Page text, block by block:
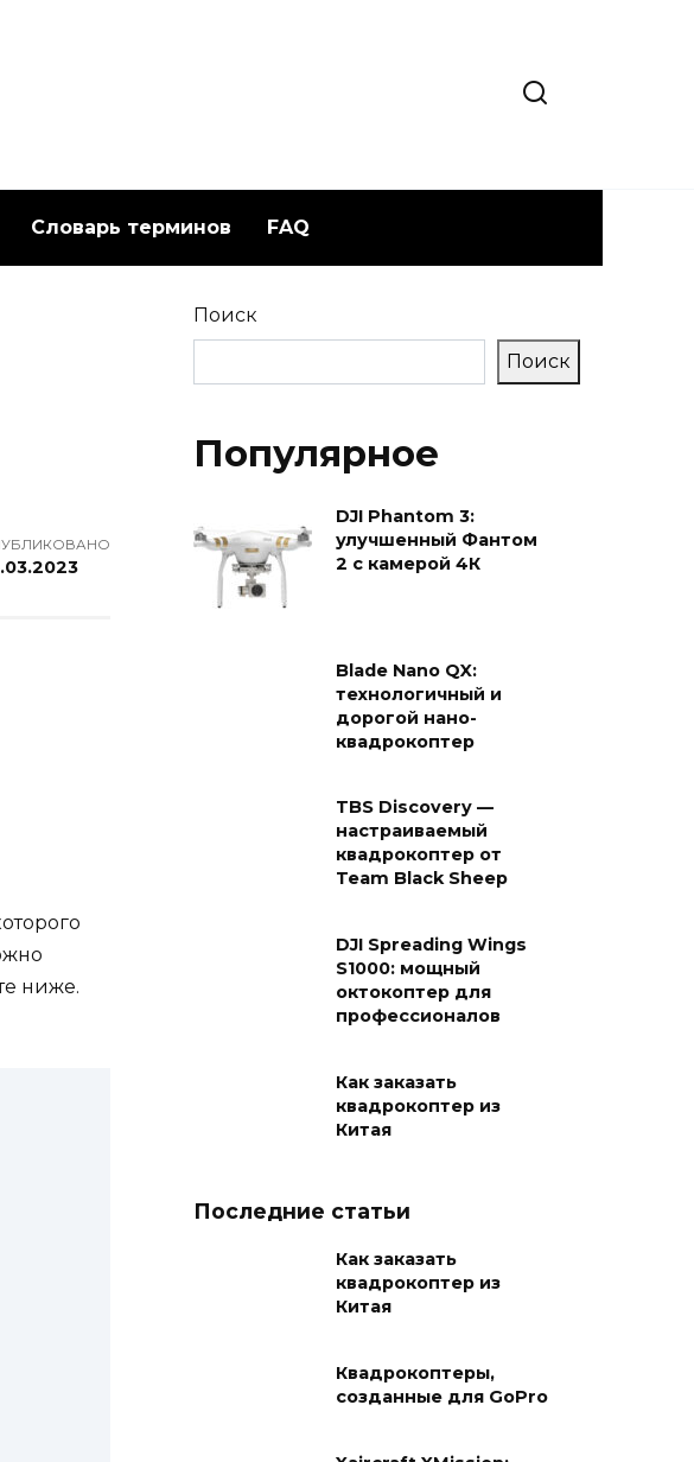
Словарь терминов FAQ
ниже.
Поиск
Поиск
Популярное
DJI Phantom 3:
улучшенный Фантом
2 с камерой 4К
Blade Nano QX:
технологичный и
дорогой нано-
квадрокоптер
TBS Discovery —
настраиваемый
квадрокоптер от
Team Black Sheep
DJI Spreading Wings
S1000: мощный
октокоптер для
профессионалов
Как заказать
квадрокоптер из
Китая
Последние статьи
Как заказать
квадрокоптер из
Китая
Квадрокоптеры,
созданные для GoPro